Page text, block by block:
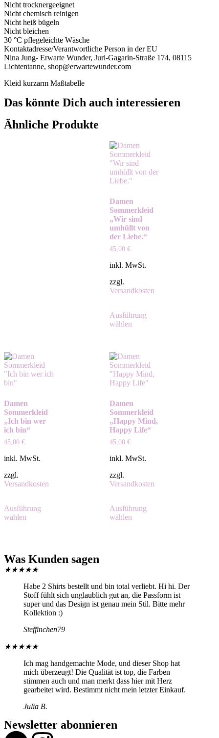
Nicht trocknergeeignet
Nicht chemisch reinigen
Nicht heiß bügeln
Nicht bleichen
30 °C pflegeleichte Wäsche
Kontaktadresse/Verantwortliche Person in der EU
Nina Jung- Erwarte Wunder, Juri-Gagarin-Straße 174, 08115
Lichtentanne, shop@erwartewunder.com
Kleid kurzarm Maßtabelle
Das könnte Dich auch interessieren
Ähnliche Produkte
Damen
Sommerkleid
„Wir sind
umhüllt von
der Liebe.“
45,00 €
inkl. MwSt.
zzgl.
Versandkosten
Ausführung
wählen
Damen
Sommerkleid
„Ich bin wer
ich bin“
45,00 €
inkl. MwSt.
zzgl.
Versandkosten
Ausführung
wählen
Damen
Sommerkleid
„Happy Mind,
Happy Life“
45,00 €
inkl. MwSt.
zzgl.
Versandkosten
Ausführung
wählen
Was Kunden sagen
★★★★★
Habe 2 Shirts bestellt und bin total verliebt. Hi hi. Der
Stoff fühlt sich unglaublich gut an, die Passform ist
super und das Design ist genau mein Stil. Bitte mehr
Kollektion :)
Steffinchen79
★★★★★
Ich mag handgemachte Mode, und dieser Shop hat
mich überzeugt! Die Qualität ist top, die Farben
stimmen auch und man merkt dass hier mit Herz
gearbeitet wird. Bestimmt nicht mein letzter Einkauf.
Julia B.
Newsletter abonnieren